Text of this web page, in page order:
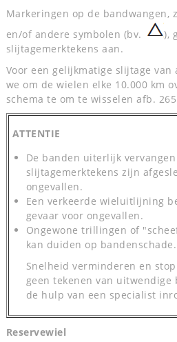
Markeringen op de bandwangen,
en/of andere symbolen (bv.
),
slijtagemerktekens aan.
Voor een gelijkmatige slijtage van
we om de wielen elke 10.000 km
schema te om te wisselen afb.
ATTENTIE
De banden uiterlijk
slijtagemerktekens zijn
ongevallen.
Een verkeerde wieluitlijning
gevaar voor ongevallen.
Ongewone trillingen of
kan duiden op bandenschade.
Snelheid verminderen en
geen tekenen van uitwendige
de hulp van een specialist
Reservewiel